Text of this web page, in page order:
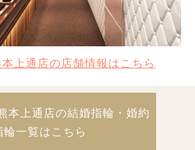
上通店の店舗情報はこちら
本上通店の結婚指輪・婚約
輪一覧はこちら